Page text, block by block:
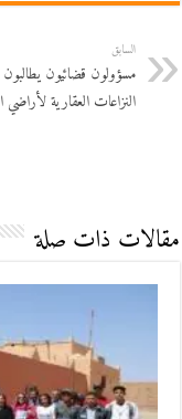
السابق
مسؤولون قضائيون
النزاعات العقارية لأراضي
مقالات ذات صلة